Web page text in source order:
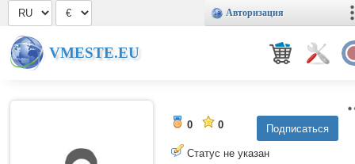
Авторизация
VMESTE.EU
0 0
Статус не указан